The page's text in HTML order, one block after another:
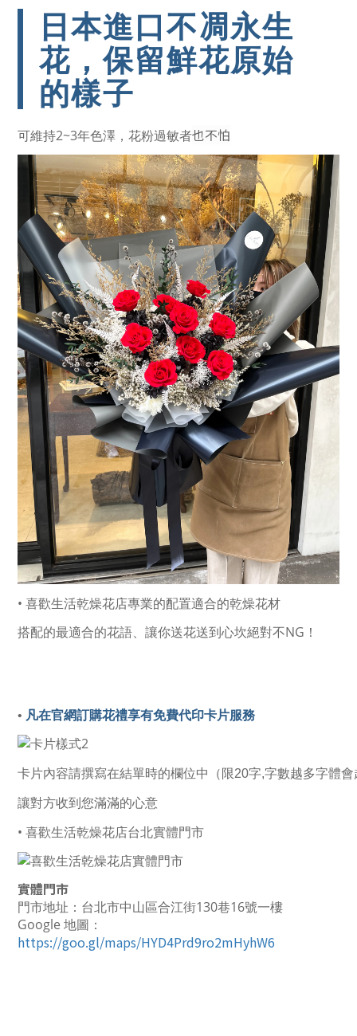
日本進口不凋永生
花，保留鮮花原始
的樣子
可維持2~3年色澤，花粉過敏者也不怕
• 喜歡生活乾燥花店專業的配置適合的乾燥花材
搭配的最適合的花語、讓你送花送到心坎絕對不NG！
• 凡在官網訂購花禮享有免費代印卡片服務
卡片內容請撰寫在結單時的欄位中（限20字,字數越多字體會
讓對方收到您滿滿的心意
• 喜歡生活乾燥花店台北實體門市
實體門市
門市地址：台北市中山區合江街130巷16號一樓
Google 地圖：
https://goo.gl/maps/HYD4Prd9ro2mHyhW6